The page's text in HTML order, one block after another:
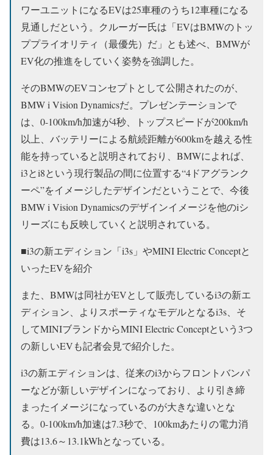
ワーユニットになるEVは25車種のうち12車種になる
見通しだという。クルーガー氏は「EVはBMWのトッ
ププライオリティ（最優先）だ」とも述べ、BMWが
EV化の推進をしていく姿勢を強調した。
そのBMWのEVコンセプトとして公開されたのが、
BMW i Vision Dynamicsだ。プレゼンテーションで
は、0-100km/h加速が4秒、トップスピードが200km/h
以上、バッテリーによる航続距離が600kmを越える性
能を持っていると説明されており、BMWによれば、
i3とi8という現行製品の間に位置する“4ドアグランク
ーペ”をイメージしたデザインだということで、今後
BMW i Vision Dynamicsのデザインイメージを他のiシ
リーズにも反映していくと説明されている。
■i3の新エディション「i3s」やMINI Electric Conceptと
いったEVを紹介
また、BMWは同社がEVとして販売しているi3の新エ
ディション、よりスポーティなモデルとなるi3s、そ
してMINIブランドからMINI Electric Conceptという3つ
の新しいEVも記者会見で紹介した。
i3の新エディションは、従来のi3からフロントバンパ
ーなどが新しいデザインになっており、より引き締
まったイメージになっているのが大きな違いとな
る。0-100km/h加速は7.3秒で、100kmあたりの電力消
費は13.6～13.1kWhとなっている。